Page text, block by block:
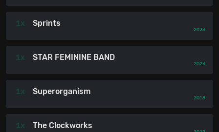
1x Sprints
2023
1x STAR FEMININE BAND
2023
1x Superorganism
2018
1x The Clockworks